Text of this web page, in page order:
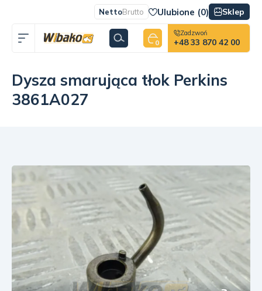
NettoBrutto Ulubione (0) Sklep
0
Zadzwoń
+48 33 870 42 00
Dysza smarująca tłok Perkins
3861A027